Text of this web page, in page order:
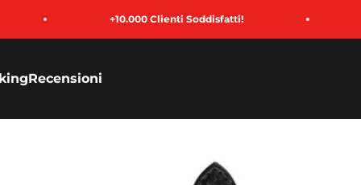
+10.000 Clienti Soddisfatti!
Recensioni